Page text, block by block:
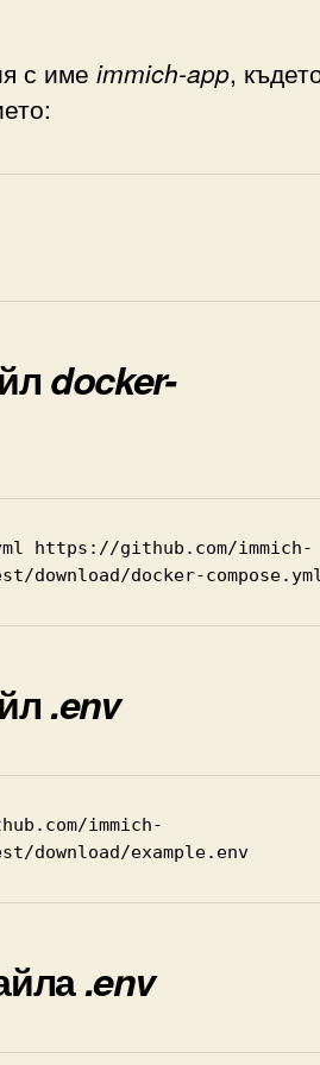
с име immich-app,
docker-
https://github.com/immich-
download/docker-
.env
immich-
download/example.env
.env